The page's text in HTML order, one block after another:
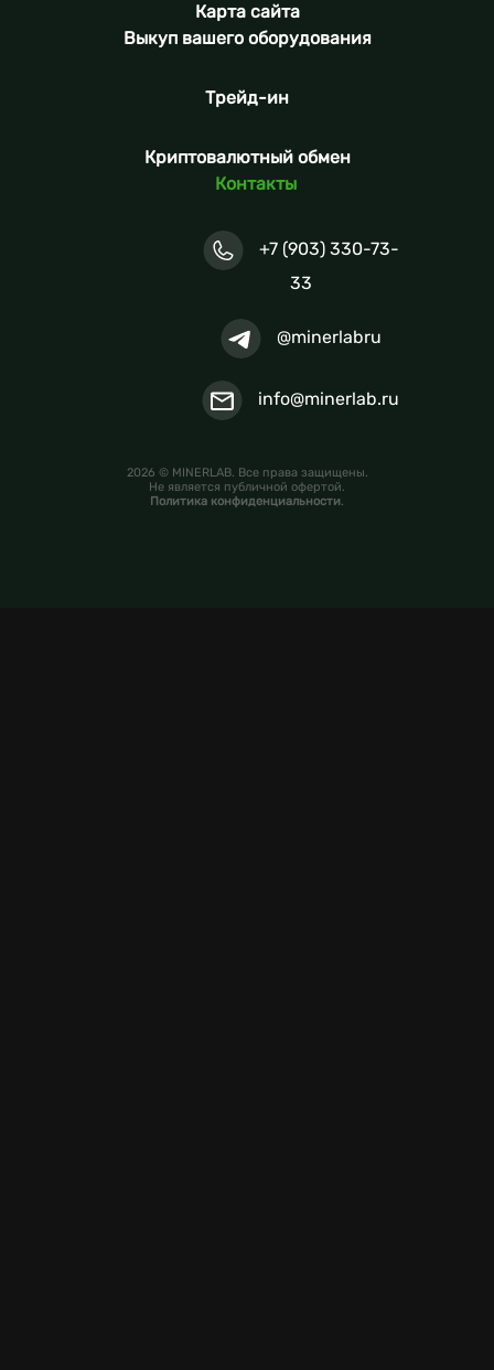
Карта сайта
Выкуп вашего оборудования
Трейд-ин
Криптовалютный обмен
Контакты
+7 (903) 330-73-
33
@minerlabru
info@minerlab.ru
2026 © MINERLAB. Все права защищены.
Не является публичной офертой.
Политика конфиденциальности.